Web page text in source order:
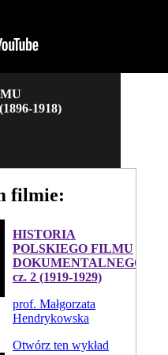
1918)
filmie:
HISTORIA
POLSKIEGO FILMU
DOKUMENTALNEGO,
cz. 2 (1919-1929)
prof. Małgorzata
Hendrykowska
Otwórz ten wykład